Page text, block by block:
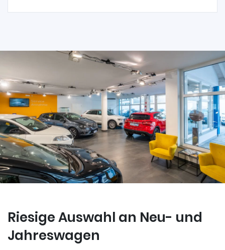
Riesige Auswahl an Neu- und
Jahreswagen